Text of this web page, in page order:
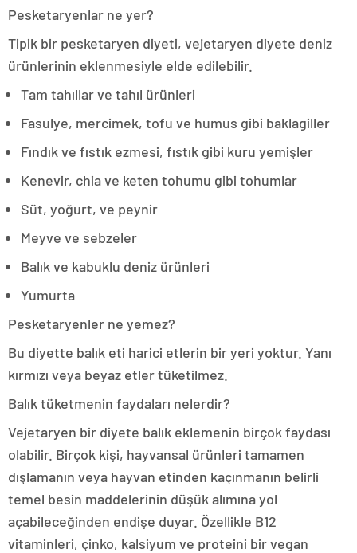
Pesketaryenlar ne yer?
Tipik bir pesketaryen diyeti, vejetaryen diyete deniz
ürünlerinin eklenmesiyle elde edilebilir.
Tam tahıllar ve tahıl ürünleri
Fasulye, mercimek, tofu ve humus gibi baklagiller
Fındık ve fıstık ezmesi, fıstık gibi kuru yemişler
Kenevir, chia ve keten tohumu gibi tohumlar
Süt, yoğurt, ve peynir
Meyve ve sebzeler
Balık ve kabuklu deniz ürünleri
Yumurta
Pesketaryenler ne yemez?
Bu diyette balık eti harici etlerin bir yeri yoktur. Yanı
kırmızı veya beyaz etler tüketilmez.
Balık tüketmenin faydaları nelerdir?
Vejetaryen bir diyete balık eklemenin birçok faydası
olabilir. Birçok kişi, hayvansal ürünleri tamamen
dışlamanın veya hayvan etinden kaçınmanın belirli
temel besin maddelerinin düşük alımına yol
açabileceğinden endişe duyar. Özellikle B12
vitaminleri, çinko, kalsiyum ve proteini bir vegan